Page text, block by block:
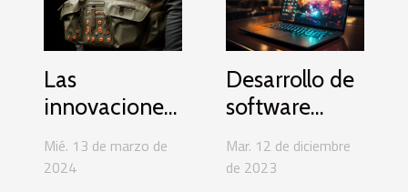
Las
innovaciones
en materiales
resistentes al
Mié. 13 de marzo de
2024
Desarrollo de
software
personalizado
para apuestas
Mar. 12 de diciembre
de 2023